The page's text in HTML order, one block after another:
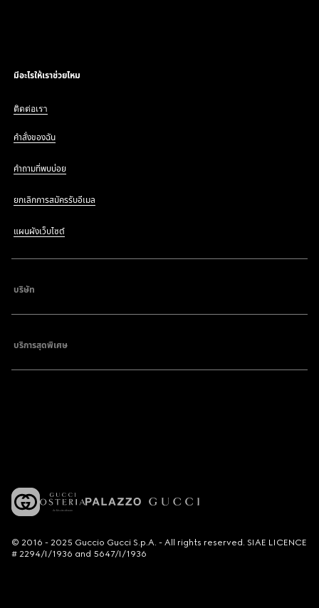
มีอะไรให้เราช่วยไหม
ติดต่อเรา
คำสั่งของฉัน
คำถามที่พบบ่อย
ยกเลิกการสมัครรับอีเมล
แผนผังเว็บไซต์
บริษัท
บริการสุดพิเศษ
© 2016 - 2025 Guccio Gucci S.p.A. - All rights reserved. SIAE LICENCE
# 2294/I/1936 and 5647/I/1936